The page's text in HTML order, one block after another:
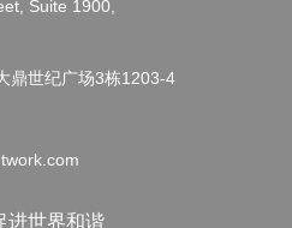
Suite 1900,
鼎世纪广场3栋1203-4
进世界和谐